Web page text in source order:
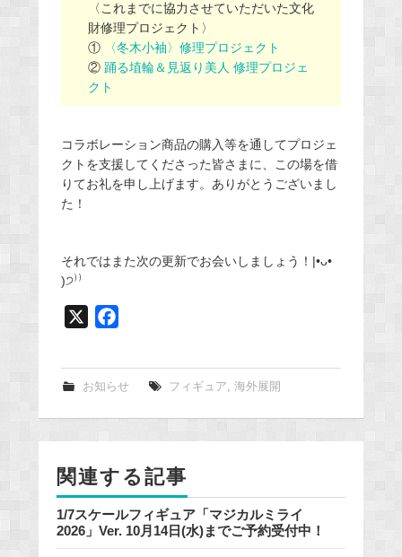
〈これまでに協力させていただいた文化
財修理プロジェクト〉
①
〈冬木小袖〉修理プロジェクト
② 踊る埴輪＆見返り美人 修理プロジェ
クト
コラボレーション商品の購入等を通してプロジェ
クトを支援してくださった皆さまに、この場を借
りてお礼を申し上げます。ありがとうございまし
た！
それではまた次の更新でお会いしましょう！|•ᴗ•
)੭⁾⁾
e
k
お知らせ フィギュア, 海外展開
関連する記事
1/7スケールフィギュア「マジカルミライ
2026」Ver. 10月14日(水)までご予約受付中！